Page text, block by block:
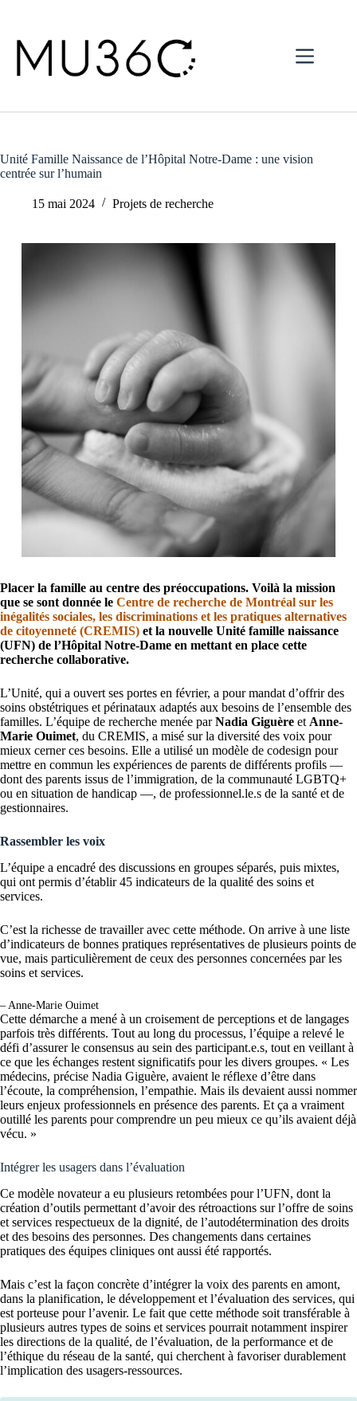
Unité Famille Naissance de l’Hôpital Notre-Dame : une vision
centrée sur l’humain
15 mai 2024 Projets de recherche
Placer la famille au centre des préoccupations. Voilà la mission
que se sont donnée le Centre de recherche de Montréal sur les
inégalités sociales, les discriminations et les pratiques alternatives
de citoyenneté (CREMIS) et la nouvelle Unité famille naissance
(UFN) de l’Hôpital Notre-Dame en mettant en place cette
recherche collaborative.
L’Unité, qui a ouvert ses portes en février, a pour mandat d’offrir des
soins obstétriques et périnataux adaptés aux besoins de l’ensemble des
familles. L’équipe de recherche menée parNadia Giguère et Anne-
Marie Ouimet, du CREMIS, a misé sur la diversité des voix pour
mieux cerner ces besoins. Elle a utilisé un modèle de codesign pour
mettre en commun les expériences de parents de diffé­rents profils —
dont des parents issus de l’immigration, de la communauté LGBTQ+
ou en situation de handicap —, de professionnel.le.s de la santé et de
gestionnaires.
Rassembler les voix
L’équipe a encadré des discussions en groupes séparés, puis mixtes,
qui ont permis d’établir 45 indicateurs de la qualité des soins et
services.
C’est la richesse de travailler avec cette méthode. On arrive à une liste
d’indicateurs de bonnes pratiques représentatives de plusieurs points de
vue, mais particulièrement de ceux des personnes concernées par les
soins et services.
– Anne-Marie Ouimet
Cette démarche a mené à un croisement de perceptions et de langages
parfois très différents. Tout au long du pro­cessus, l’équipe a relevé le
défi d’assurer le consensus au sein des participant.e.s, tout en veillant à
ce que les échanges restent significatifs pour les divers groupes. « Les
médecins, précise Nadia Giguère, avaient le réflexe d’être dans
l’écoute, la compréhen­sion, l’empathie. Mais ils devaient aussi nommer
leurs enjeux profession­nels en présence des parents. Et ça a vraiment
outillé les parents pour com­prendre un peu mieux ce qu’ils avaient déjà
vécu. »
Intégrer les usagers dans l’évaluation
Ce modèle novateur a eu plusieurs retombées pour l’UFN, dont la
création d’outils permettant d’avoir des rétroactions sur l’offre de soins
et services respectueux de la dignité, de l’autodétermination des droits
et des besoins des per­sonnes. Des changements dans certaines
pratiques des équipes cliniques ont aussi été rapportés.
Mais c’est la façon concrète d’intégrer la voix des parents en amont,
dans la planification, le développement et l’éva­luation des services, qui
est porteuse pour l’avenir. Le fait que cette méthode soit transférable à
plu­sieurs autres types de soins et services pour­rait notamment inspi­rer
les directions de la qualité, de l’évaluation, de la performance et de
l’éthique du réseau de la santé, qui cherchent à favoriser durable­ment
l’implication des usagers-ressources.